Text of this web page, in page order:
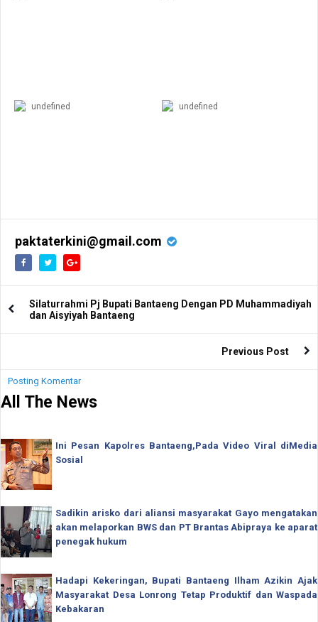
undefined undefined
paktaterkini@gmail.com
Silaturrahmi Pj Bupati Bantaeng Dengan PD Muhammadiyah
dan Aisyiyah Bantaeng
Previous Post
Posting Komentar
All The News
Ini Pesan Kapolres Bantaeng,Pada Video Viral diMedia
Sosial
Sadikin arisko dari aliansi masyarakat Gayo mengatakan
akan melaporkan BWS dan PT Brantas Abipraya ke aparat
penegak hukum
Hadapi Kekeringan, Bupati Bantaeng Ilham Azikin Ajak
Masyarakat Desa Lonrong Tetap Produktif dan Waspada
Kebakaran